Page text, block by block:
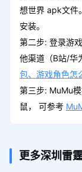
想世界 apk文件
安装。
第二步: 登录游
他渠道（B站/华
包、游戏角色怎
第三步: MuMu
鼠， 可参考
更多深圳雷